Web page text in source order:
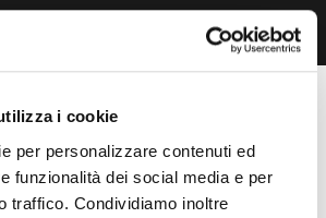
i cookie
per personalizzare contenuti ed
funzionalità dei social media e per
traffico. Condividiamo inoltre